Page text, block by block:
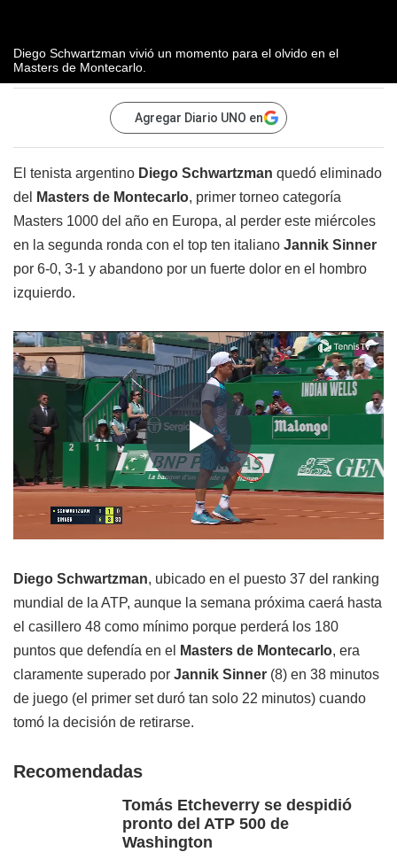
Diego Schwartzman vivió un momento para el olvido en el
Masters de Montecarlo.
Agregar Diario UNO en
El tenista argentino Diego Schwartzman quedó eliminado
del
Masters de Montecarlo, primer torneo categoría
Masters 1000 del año en Europa, al perder este miércoles
en la segunda ronda con el top ten italiano Jannik Sinner
por 6-0, 3-1 y abandono por un fuerte dolor en el hombro
izquierdo.
Diego Schwartzman, ubicado en el puesto 37 del ranking
mundial de la ATP, aunque la semana próxima caerá hasta
el casillero 48 como mínimo porque perderá los 180
puntos que defendía en el
Masters de Montecarlo, era
claramente superado por Jannik Sinner (8) en 38 minutos
de juego (el primer set duró tan solo 22 minutos) cuando
tomó la decisión de retirarse.
Recomendadas
Tomás Etcheverry se despidió
pronto del ATP 500 de
Washington